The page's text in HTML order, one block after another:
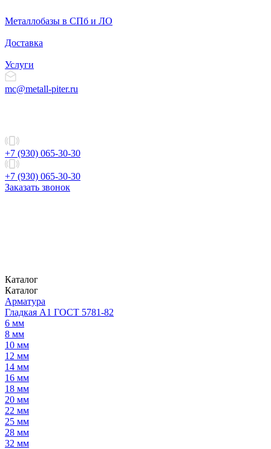
Металлобазы в СПб и ЛО
Доставка
Услуги
mc@metall-piter.ru
+7 (930) 065-30-30
+7 (930) 065-30-30
Заказать звонок
Каталог
Каталог
Арматура
Гладкая А1 ГОСТ 5781-82
6 мм
8 мм
10 мм
12 мм
14 мм
16 мм
18 мм
20 мм
22 мм
25 мм
28 мм
32 мм